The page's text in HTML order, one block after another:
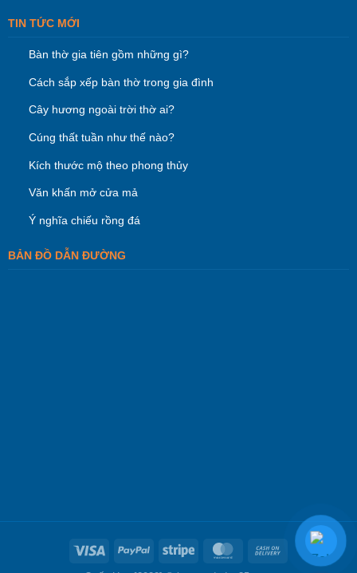
TIN TỨC MỚI
Bàn thờ gia tiên gồm những gì?
Cách sắp xếp bàn thờ trong gia đình
Cây hương ngoài trời thờ ai?
Cúng thất tuần như thế nào?
Kích thước mộ theo phong thủy
Văn khấn mở cửa mả
Ý nghĩa chiếu rồng đá
BẢN ĐỒ DẪN ĐƯỜNG